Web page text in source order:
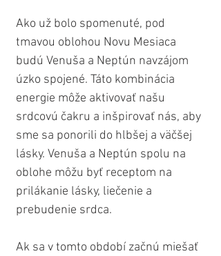
Ako už bolo spomenuté, pod
tmavou oblohou Novu Mesiaca
budú Venuša a Neptún navzájom
úzko spojené. Táto kombinácia
energie môže aktivovať našu
srdcovú čakru a inšpirovať nás, aby
sme sa ponorili do hlbšej a väčšej
lásky. Venuša a Neptún spolu na
oblohe môžu byť receptom na
prilákanie lásky, liečenie a
prebudenie srdca.
Ak sa v tomto období začnú miešať